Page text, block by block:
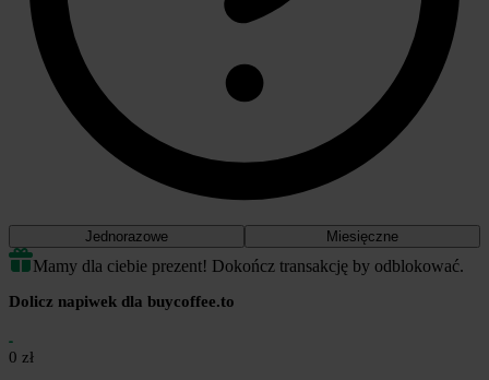
Jednorazowe Miesięczne
Mamy dla ciebie prezent! Dokończ transakcję by odblokować.
Dolicz napiwek dla buycoffee.to
0 zł